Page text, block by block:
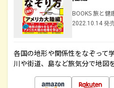
BOOKS 旅と健
2022.10.14 発
各国の地形や関係性をなぞって
川や街道、島など旅気分で地図